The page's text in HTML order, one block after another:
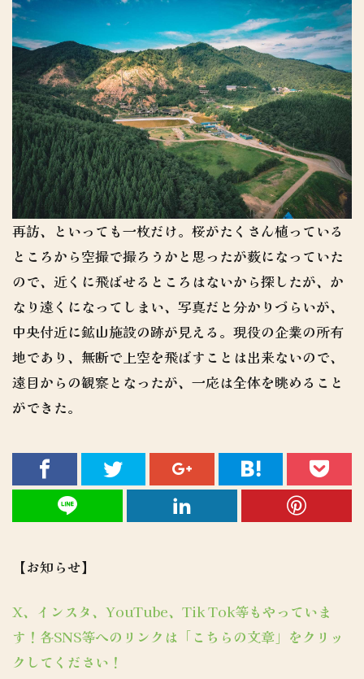
再訪、といっても一枚だけ。桜がたくさん植っている
ところから空撮で撮ろうかと思ったが薮になっていた
ので、近くに飛ばせるところはないから探したが、か
なり遠くになってしまい、写真だと分かりづらいが、
中央付近に鉱山施設の跡が見える。現役の企業の所有
地であり、無断で上空を飛ばすことは出来ないので、
遠目からの観察となったが、一応は全体を眺めること
ができた。
【お知らせ】
X、インスタ、YouTube、Tik Tok等もやっていま
す！各SNS等へのリンクは「こちらの文章」をクリッ
クしてください！